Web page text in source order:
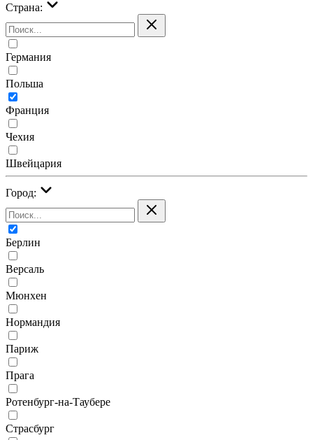
Страна:
Германия
Польша
Франция
Чехия
Швейцария
Город:
Берлин
Версаль
Мюнхен
Нормандия
Париж
Прага
Ротенбург-на-Таубере
Страсбург